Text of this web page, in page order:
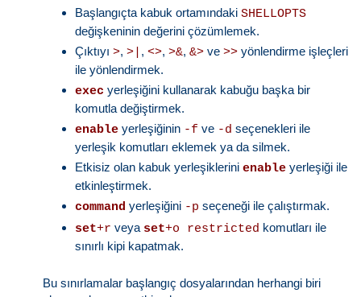
Başlangıçta kabuk ortamındakiSHELLOPTS
değişkeninin değerini çözümlemek.
Çıktıyı>,>| ,<>,>&,&> ve>> yönlendirme işleçleri
ile yönlendirmek.
exec yerleşiğini kullanarak kabuğu başka bir
komutla değiştirmek.
enable yerleşiğinin -f ve -d seçenekleri ile
yerleşik komutları eklemek ya da silmek.
Etkisiz olan kabuk yerleşiklerinienable yerleşiği ile
etkinleştirmek.
command yerleşiğini -p seçeneği ile çalıştırmak.
set+r veya set+o restricted komutları ile
sınırlı kipi kapatmak.
Bu sınırlamalar başlangıç dosyalarından herhangi biri